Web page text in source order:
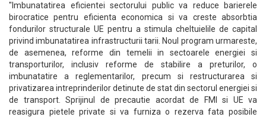
"Imbunatatirea eficientei sectorului public va reduce barierele
birocratice pentru eficienta economica si va creste absorbtia
fondurilor structurale UE pentru a stimula cheltuielile de capital
privind imbunatatirea infrastructurii tarii. Noul program urmareste,
de asemenea, reforme din temelii in sectoarele energiei si
transporturilor, inclusiv reforme de stabilire a preturilor, o
imbunatatire a reglementarilor, precum si restructurarea si
privatizarea intreprinderilor detinute de stat din sectorul energiei si
de transport. Sprijinul de precautie acordat de FMI si UE va
reasigura pietele private si va furniza o rezerva fata posibile